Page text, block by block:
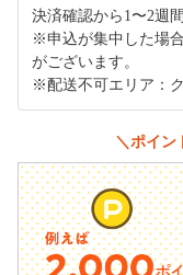
決済確認から1〜2週
※申込が集中した場
がございます。
※配送不可エリア：
＼ポイン